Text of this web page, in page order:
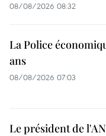
08/08/2026 08:32
La Police
ans
08/08/2026 07:03
Le président de